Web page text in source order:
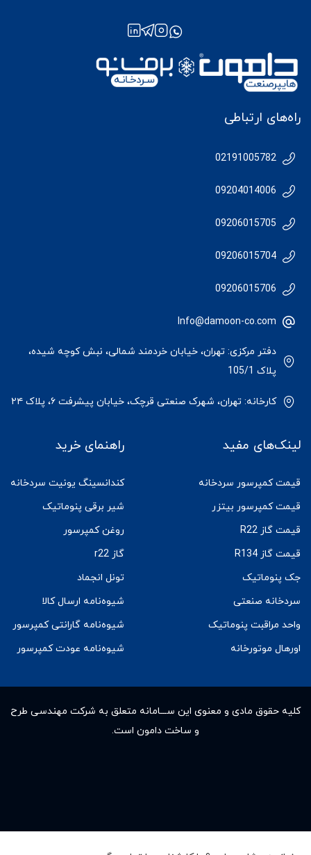
راه‌های ارتباطی
02191005782
09204014006
09206015705
09206015704
09206015706
Info@damoon-co.com
دفتر مرکزی: تهران، خیابان خردمند شمالی، نبش کوچه شیده،
پلاک 105/1
کارخانه: تهران، شهرک صنعتی قرچک، خیابان پیشرفت ۶، پلاک ۲۴
لینک‌های مفید
قیمت کمپرسور سردخانه
قیمت کمپرسور بیتزر
قیمت گاز R22
قیمت گاز R134
جک پنوماتیک
سردخانه صنعتی
واحد مراقبت پنوماتیک
اورهال موتورخانه
راهنمای خرید
کندانسینگ یونیت سردخانه
شیر برقی پنوماتیک
روغن کمپرسور
گاز r22
تونل انجماد
شیوه‌نامه ارسال کالا
شیوه‌نامه گارانتی کمپرسور
شیوه‌نامه عودت کمپرسور
کلیه حقوق مادى و معنوى این ســـامانه متعلق به شرکت مهندسی طرح
و ساخت دامون است.